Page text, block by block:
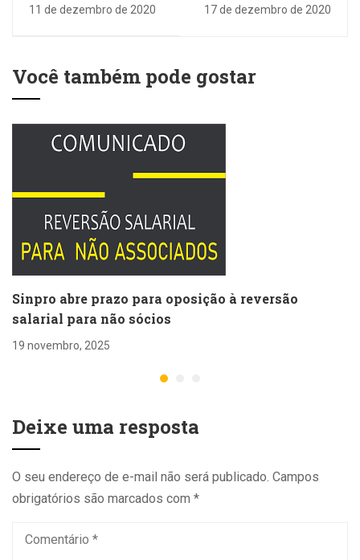
11 de dezembro de 2020
CATUAÍ 15/12
17 de dezembro de 2020
Você também pode gostar
Sinpro abre prazo para oposição à reversão
salarial para não sócios
19 novembro, 2025
Deixe uma resposta
O seu endereço de e-mail não será publicado. Campos
obrigatórios são marcados com *